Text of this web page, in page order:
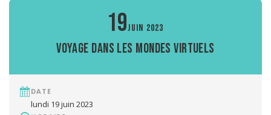
19JUIN 2023
Voyage dans les mondes virtuels
DATE
lundi 19 juin 2023